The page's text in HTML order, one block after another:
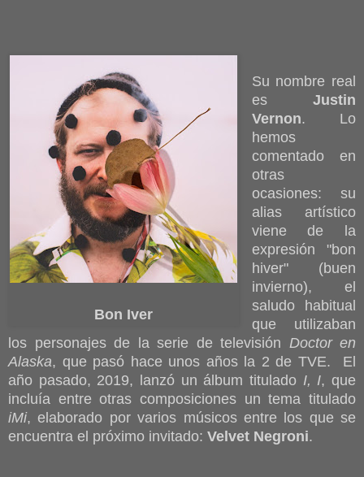
Bon Iver
Su nombre real
es Justin
Vernon. Lo
hemos
comentado en
otras
ocasiones: su
alias artístico
viene de la
expresión "bon
hiver" (buen
invierno), el
saludo habitual
que utilizaban
los personajes de la serie de televisión Doctor en
Alaska, que pasó hace unos años la 2 de TVE. El
año pasado, 2019, lanzó un álbum titulado I, I, que
incluía entre otras composiciones un tema titulado
iMi, elaborado por varios músicos entre los que se
encuentra el próximo invitado: Velvet Negroni.